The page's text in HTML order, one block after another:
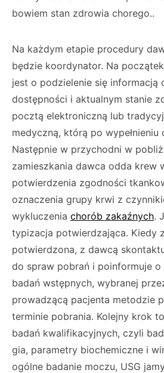
bowiem stan zdrowia chorego..
Na każdym etapie procedury
będzie koordynator. Na
jest o podzielenie się informacją
dostępności i aktualnym stanie
pocztą elektroniczną lub
medyczną, którą po wypełnieniu
Następnie w przychodni w
zamieszkania dawca odda krew
potwierdzenia zgodności
oznaczenia grupy krwi z
wykluczenia chorób zakaźnych.
typizacja potwierdzająca. Kiedy
potwierdzona, z daw­cą
do spraw po­brań i poinformuje o
badań wstępnych, wybranej
prowadzącą pacjenta metodzie
terminie po­brania. Kolejny krok
badań kwalifikacyjnych, czyli
gia, parametry biochemiczne i
ogólne badanie moczu, USG